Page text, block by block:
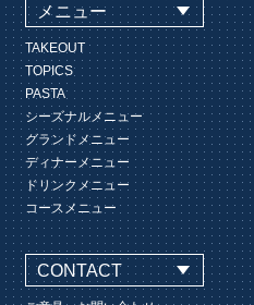
メニュー
TAKEOUT
TOPICS
PASTA
シーズナルメニュー
グランドメニュー
ディナーメニュー
ドリンクメニュー
コースメニュー
CONTACT